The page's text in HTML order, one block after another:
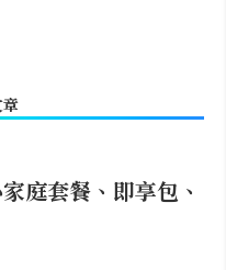
庭套餐、即享包、